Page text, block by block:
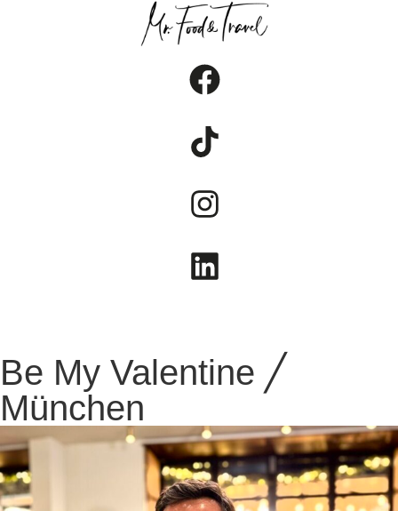
Be My Valentine ╱
München